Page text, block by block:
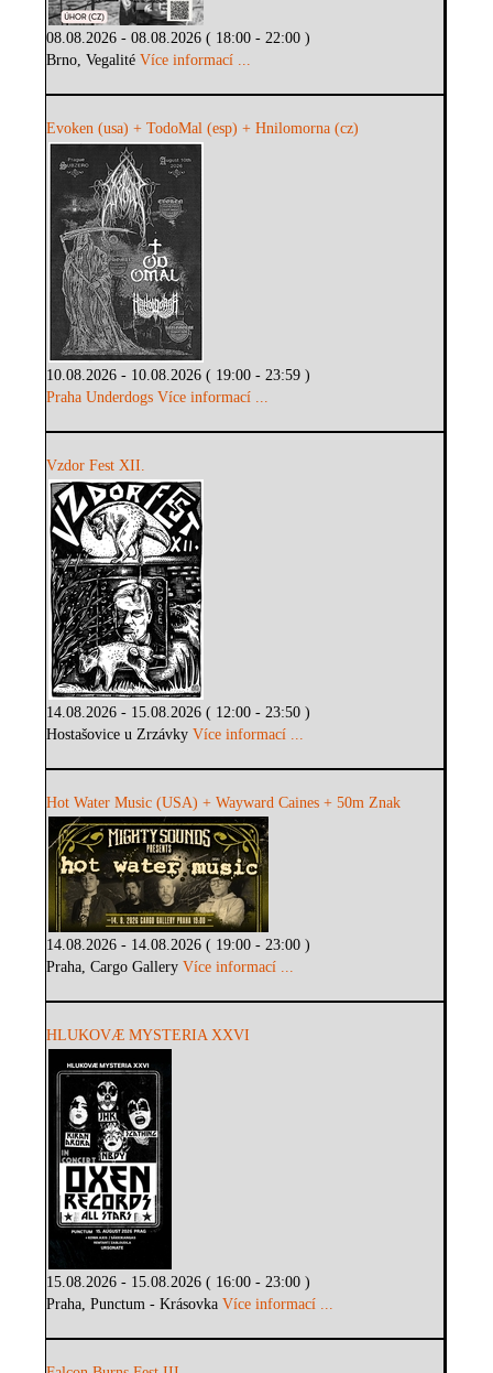
08.08.2026 - 08.08.2026 ( 18:00 - 22:00 )
Brno, VegalitéVíce informací ...
Evoken (usa) + TodoMal (esp) + Hnilomorna (cz)
10.08.2026 - 10.08.2026 ( 19:00 - 23:59 )
Praha Underdogs Více informací ...
Vzdor Fest XII.
14.08.2026 - 15.08.2026 ( 12:00 - 23:50 )
Hostašovice u ZrzávkyVíce informací ...
Hot Water Music (USA) + Wayward Caines + 50m Znak
14.08.2026 - 14.08.2026 ( 19:00 - 23:00 )
Praha, Cargo GalleryVíce informací ...
HLUKOVÆ MYSTERIA XXVI
15.08.2026 - 15.08.2026 ( 16:00 - 23:00 )
Praha, Punctum - KrásovkaVíce informací ...